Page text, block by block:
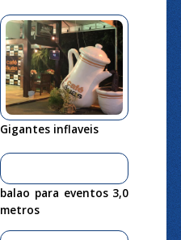
Gigantes inflaveis
balao para eventos 3,0
metros